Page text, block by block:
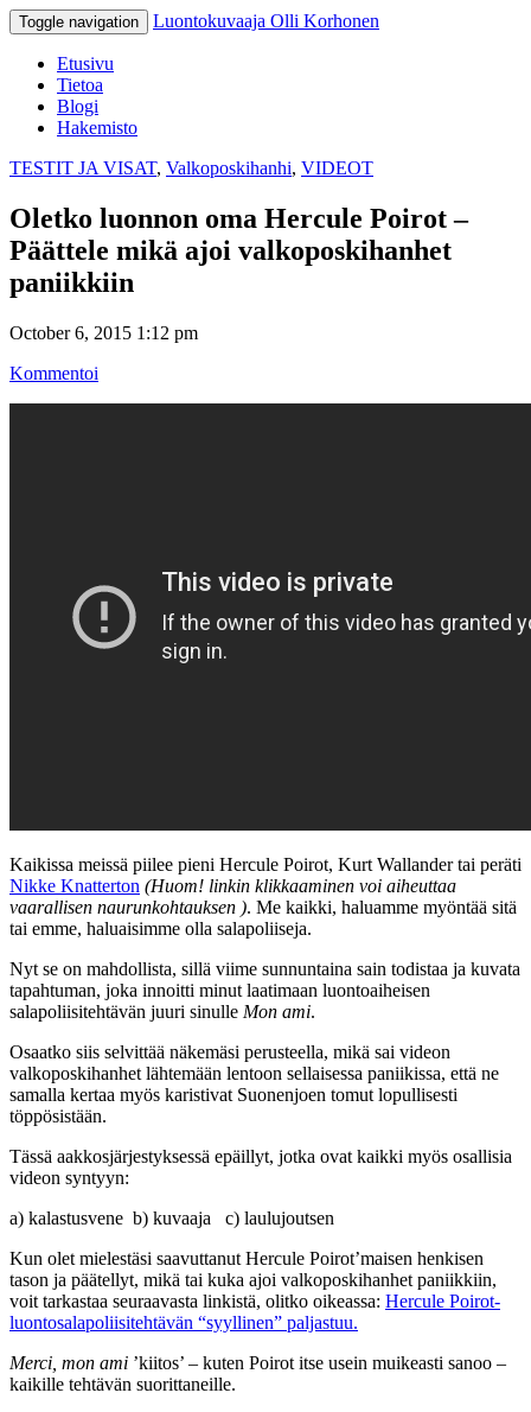
Toggle navigation Luontokuvaaja Olli Korhonen
Etusivu
Tietoa
Blogi
Hakemisto
TESTIT JA VISAT, Valkoposkihanhi, VIDEOT
Oletko luonnon oma Hercule Poirot –
Päättele mikä ajoi valkoposkihanhet
paniikkiin
October 6, 2015 1:12 pm
Kommentoi
Kaikissa meissä piilee pieni Hercule Poirot, Kurt Wallander tai peräti
Nikke Knatterton (Huom! linkin klikkaaminen voi aiheuttaa
vaarallisen naurunkohtauksen ). Me kaikki, haluamme myöntää sitä
tai emme, haluaisimme olla salapoliiseja.
Nyt se on mahdollista, sillä viime sunnuntaina sain todistaa ja kuvata
tapahtuman, joka innoitti minut laatimaan luontoaiheisen
salapoliisitehtävän juuri sinulle Mon ami.
Osaatko siis selvittää näkemäsi perusteella, mikä sai videon
valkoposkihanhet lähtemään lentoon sellaisessa paniikissa, että ne
samalla kertaa myös karistivat Suonenjoen tomut lopullisesti
töppösistään.
Tässä aakkosjärjestyksessä epäillyt, jotka ovat kaikki myös osallisia
videon syntyyn:
a) kalastusvene b) kuvaaja c) laulujoutsen
Kun olet mielestäsi saavuttanut Hercule Poirot’maisen henkisen
tason ja päätellyt, mikä tai kuka ajoi valkoposkihanhet paniikkiin,
voit tarkastaa seuraavasta linkistä, olitko oikeassa: Hercule Poirot-
luontosalapoliisitehtävän “syyllinen” paljastuu.
Merci, mon ami ’kiitos’ – kuten Poirot itse usein muikeasti sanoo –
kaikille tehtävän suorittaneille.